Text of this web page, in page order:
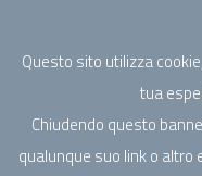
Mail di
Questo sito utilizza
tua
Chiudendo questo
qualunque suo link o